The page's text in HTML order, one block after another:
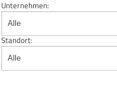
Unternehmen:
Alle
Standort:
Alle